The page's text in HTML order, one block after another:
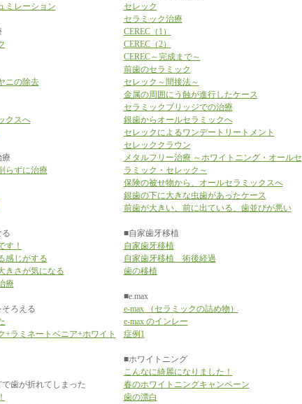
ミレーション
ニの除去
クスへ
らずに治療
す！
感じがする
きさが気になる
療
ろえる
+ラミネートベニア+ホワイト
歯が折れてしまった
セレック
セラミック治療
CEREC（1）
CEREC（2）
CEREC～完成まで～
前歯のセラミック
セレック～間接法～
金属の周囲にう蝕が進行したケース
セラミックブリッジでの治療
銀歯からオールセラミックへ
セレックによるワンデートリートメント
セレッククラウン
メタルフリー治療 ～ホワイトニング・オールセ
ラミック・セレック～
保険の被せ物から、オールセラミックスへ
銀歯の下に大きな虫歯があったケース
前歯が大きい、前に出ている、歯並びが悪い
■自家歯牙移植
自家歯牙移植
自家歯牙移植 術後経過
歯の移植
■e.max
e-max （セラミックの詰め物）
e-max のインレー
症例1
■ホワイトニング
こんなに綺麗になりました！
春のホワイトニングキャンペーン
歯の漂白